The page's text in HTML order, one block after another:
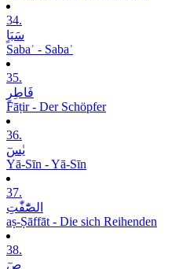
34.
سَبَاٍ
Sabaʾ - Sabaʾ
35.
فَاطِرٍ
Fāṭir - Der Schöpfer
36.
یٰسٓ
Yā-Sīn - Yā-Sīn
37.
الصّٰٓفّٰتِ
aṣ-Ṣāffāt - Die sich Reihenden
38.
صٓ